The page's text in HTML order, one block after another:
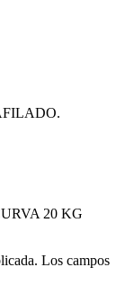
20 KG
Los campos